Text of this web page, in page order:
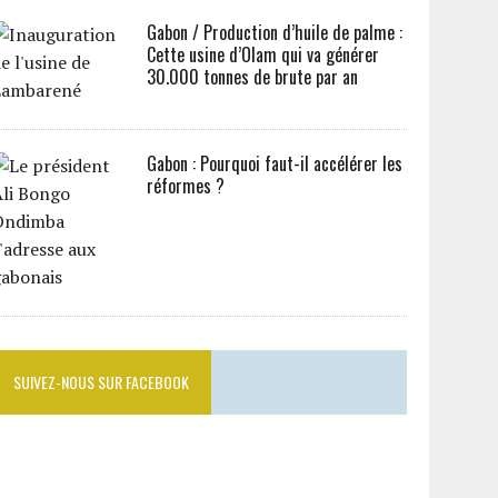
Gabon / Production d’huile de palme :
Cette usine d’Olam qui va générer
30.000 tonnes de brute par an
Gabon : Pourquoi faut-il accélérer les
réformes ?
SUIVEZ-NOUS SUR FACEBOOK